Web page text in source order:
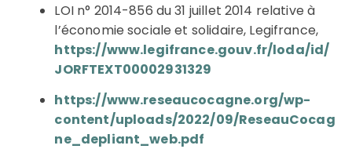
LOI n° 2014-856 du 31 juillet 2014 relative à
l’économie sociale et solidaire, Legifrance,
https://www.legifrance.gouv.fr/loda/id/
JORFTEXT00002931329
https://www.reseaucocagne.org/wp-
content/uploads/2022/09/ReseauCocag
ne_depliant_web.pdf